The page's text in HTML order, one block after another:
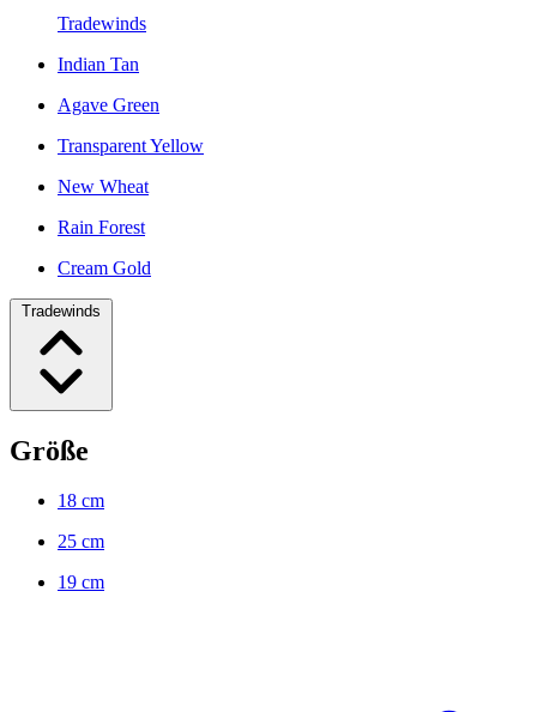
Tradewinds
Indian Tan
Agave Green
Transparent Yellow
New Wheat
Rain Forest
Cream Gold
Tradewinds
Größe
18 cm
25 cm
19 cm